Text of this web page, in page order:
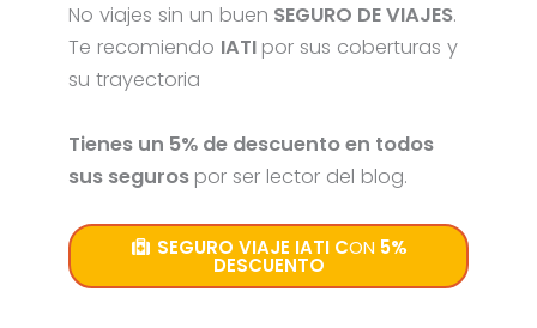
No viajes sin un buen SEGURO DE VIAJES.
Te recomiendo IATI por sus coberturas y
su trayectoria
Tienes un 5% de descuento en todos
sus seguros por ser lector del blog.
SEGURO VIAJE IATI CON5%
DESCUENTO